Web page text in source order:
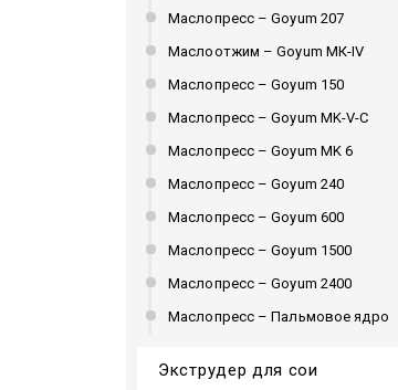
Маслопресс – Goyum 207
Маслоотжим – Goyum МК-IV
Маслопресс – Goyum 150
Маслопресс – Goyum MK-V-C
Маслопресс – Goyum MK 6
Маслопресс – Goyum 240
Маслопресс – Goyum 600
Маслопресс – Goyum 1500
Маслопресс – Goyum 2400
Маслопресс – Пальмовое ядро
Экструдер для сои